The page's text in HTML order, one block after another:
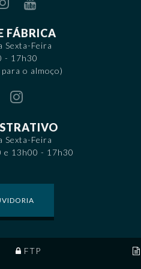
FÁBRICA
Sexta-Feira
- 17h30
o almoço)
Sexta-Feira
e 13h00 - 17h30
FTP